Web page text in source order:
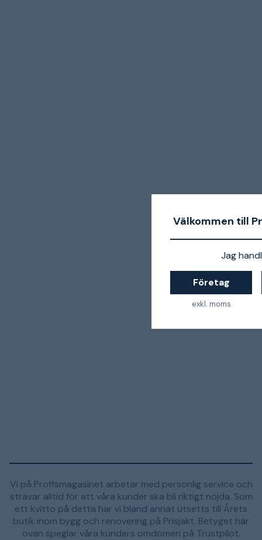
Välkommen till
Jag
Företag
exkl. moms
Vi på Proffsmagasinet arbetar med personlig service och
strävar alltid för att våra kunder ska bli riktigt nöjda. Som
ett kvitto på detta har vi bland annat utsetts till Årets
butik inom bygg och renovering på Prisjakt. Betyget här
ovan speglar våra kunders omdömen på Trustpilot.